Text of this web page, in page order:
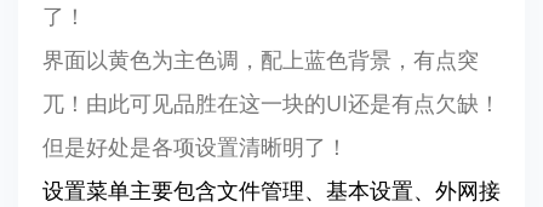
了！
界面以黄色为主色调，配上蓝色背景，有点突
兀！由此可见品胜在这一块的UI还是有点欠缺！
但是好处是各项设置清晰明了！
设置菜单主要包含文件管理、基本设置、外网接